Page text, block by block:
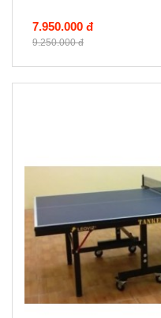
7.950.000 đ
9.250.000 đ